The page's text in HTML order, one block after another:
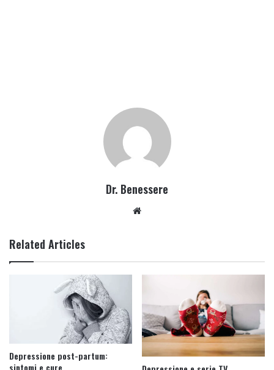
Dr. Benessere
Website
Related Articles
Depressione post-partum:
sintomi e cure